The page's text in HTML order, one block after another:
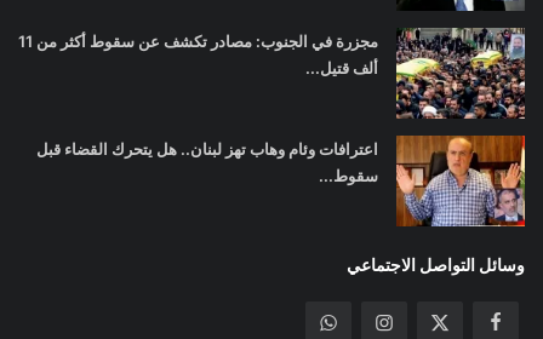
مجزرة في الجنوب: مصادر تكشف عن سقوط أكثر من 11
ألف قتيل...
اعترافات وئام وهاب تهز لبنان.. هل يتحرك القضاء قبل
سقوط...
وسائل التواصل الاجتماعي